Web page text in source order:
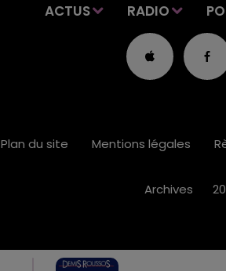
ACTUS RADIO
Plan du site Mentions légales
Archives